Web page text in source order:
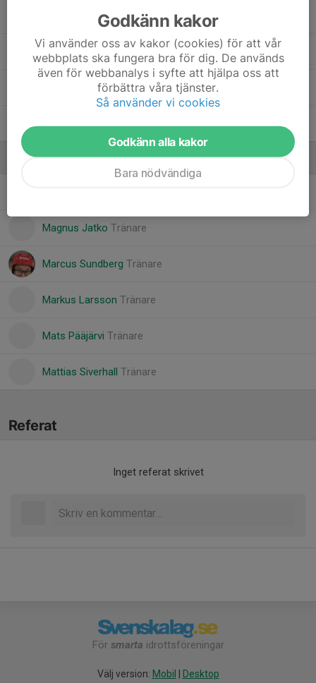
37. Freddy Juuso
38. Edvin Larsson
41. Ebbe Brunell
44. Wilmer Thorell
Ledare
Magnus Jatko Tränare
Marcus Sundberg Tränare
Markus Larsson Tränare
Mats Pääjärvi Tränare
Mattias Siverhall Tränare
Referat
Inget referat skrivet
För smarta idrottsföreningar
Välj version: Mobil Desktop
Godkänn kakor
Vi använder oss av kakor (cookies) för att vår
webbplats ska fungera bra för dig. De används
även för webbanalys i syfte att hjälpa oss att
förbättra våra tjänster.
Så använder vi cookies
Godkänn alla kakor
Bara nödvändiga